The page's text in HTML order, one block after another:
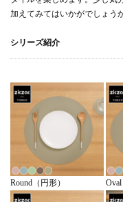
加えてみてはいかがでしょうか
シリーズ紹介
Round（円形） Oval